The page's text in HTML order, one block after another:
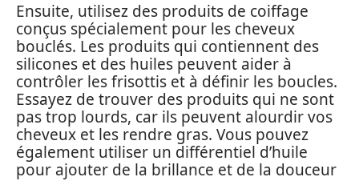
Ensuite, utilisez des produits de coiffage
conçus spécialement pour les cheveux
bouclés. Les produits qui contiennent des
silicones et des huiles peuvent aider à
contrôler les frisottis et à définir les boucles.
Essayez de trouver des produits qui ne sont
pas trop lourds, car ils peuvent alourdir vos
cheveux et les rendre gras. Vous pouvez
également utiliser un différentiel d’huile
pour ajouter de la brillance et de la douceur